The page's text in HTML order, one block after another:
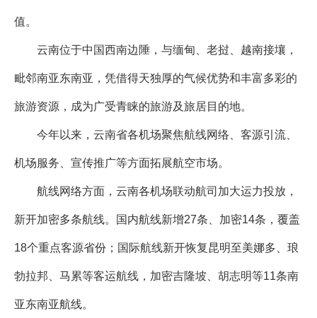
值。
云南位于中国西南边陲，与缅甸、老挝、越南接壤，
毗邻南亚东南亚，凭借得天独厚的气候优势和丰富多彩的
旅游资源，成为广受青睐的旅游及旅居目的地。
今年以来，云南省各机场聚焦航线网络、客源引流、
机场服务、宣传推广等方面拓展航空市场。
航线网络方面，云南各机场联动航司加大运力投放，
新开加密多条航线。国内航线新增27条、加密14条，覆盖
18个重点客源省份；国际航线新开恢复昆明至美娜多、琅
勃拉邦、马累等客运航线，加密吉隆坡、胡志明等11条南
亚东南亚航线。